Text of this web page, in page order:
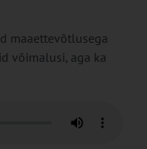
maaettevõtlusega
võimalusi, aga ka